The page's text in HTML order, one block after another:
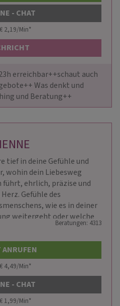
- CHAT
2,19/Min*
erreichbar++schaut auch
Was denkt und
und Beratung++
tief in deine Gefühle und
wohin dein Liebesweg
ehrlich, präzise und
Gefühle des
wie es in deiner
weitergeht oder welche
dich im Beruf erwarten - ich
Beratungen: 4313
4,49/Min*
- CHAT
1,99/Min*